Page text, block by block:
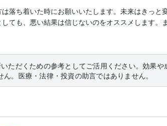
落ち着いた時にお願いいたします。未来はきっと
ても、悪い結果は信じないのをオススメします。ま
ただくための参考としてご活用ください。効果や
。医療・法律・投資の助言ではありません。